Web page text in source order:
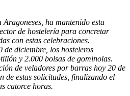
ha mantenido esta
de hostelería para concretar
con estas celebraciones.
de diciembre, los hosteleros
y 2.000 bolsas de gominolas.
de veladores por barras hoy 20 de
de estas solicitudes, finalizando el
catorce horas.